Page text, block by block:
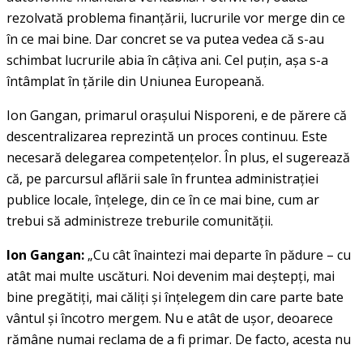
rezolvată problema finanţării, lucrurile vor merge din ce
în ce mai bine. Dar concret se va putea vedea că s-au
schimbat lucrurile abia în câţiva ani. Cel puţin, aşa s-a
întâmplat în ţările din Uniunea Europeană.
Ion Gangan, primarul oraşului Nisporeni, e de părere că
descentralizarea reprezintă un proces continuu. Este
necesară delegarea competenţelor. În plus, el sugerează
că, pe parcursul aflării sale în fruntea administraţiei
publice locale, înţelege, din ce în ce mai bine, cum ar
trebui să administreze treburile comunităţii.
Ion Gangan: „Cu cât înaintezi mai departe în pădure – cu
atât mai multe uscături. Noi devenim mai deştepţi, mai
bine pregătiţi, mai căliţi şi înţelegem din care parte bate
vântul şi încotro mergem. Nu e atât de uşor, deoarece
rămâne numai reclama de a fi primar. De facto, acesta nu